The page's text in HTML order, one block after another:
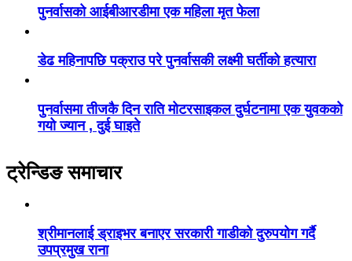
पुनर्वासको आईबीआरडीमा एक महिला मृत फेला
डेढ महिनापछि पक्राउ परे पुनर्वासकी लक्ष्मी घर्तीको हत्यारा
पुनर्वासमा तीजकै दिन राति मोटरसाइकल दुर्घटनामा एक युवकको
गयो ज्यान , दुई घाइते
ट्रेन्डिङ समाचार
श्रीमानलाई ड्राइभर बनाएर सरकारी गाडीको दुरुपयोग गर्दै
उपप्रमुख राना